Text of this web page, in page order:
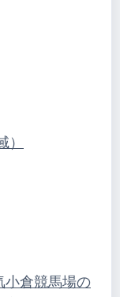
小倉競馬場の